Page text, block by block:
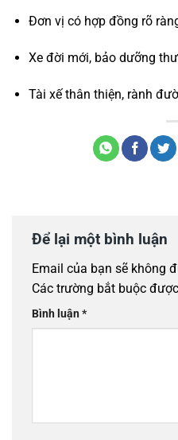
Đơn vị có hợp đồng rõ
Xe đời mới, bảo dưỡng
Tài xế thân thiện, rành
Để lại một bình luận
Email của bạn sẽ không
Các trường bắt buộc
Bình luận*